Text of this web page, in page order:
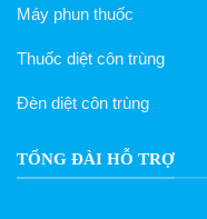
Máy phun thuốc
Thuốc diệt côn trùng
Đèn diệt côn trùng
TỔNG ĐÀI HỖ TRỢ